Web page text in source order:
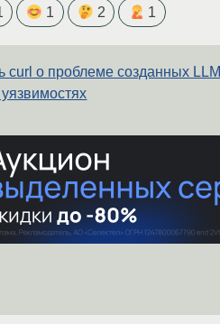
1 2 1
curl о проблеме созданных LLM